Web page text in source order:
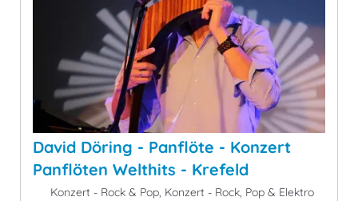
David Döring - Panflöte - Konzert
Panflöten Welthits - Krefeld
Konzert - Rock & Pop, Konzert - Rock, Pop & Elektro